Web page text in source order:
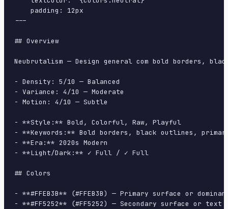
    padding: 12px
---
## Overview
Neubrutalism — Design general com bold borders,
- Density: 5/10 — Balanced
- Variance: 4/10 — Moderate
- Motion: 4/10 — Subtle
- **Style:** Bold, Colorful, Raw, Playful
- **Keywords:** Bold borders, black outlines,
- **Era:** 2020s Modern
- **Light/Dark:** ✓ Full / ✓ Full
## Colors
- **#FFEB3B** (#FFEB3B) — Primary surface or
- **#FF5252** (#FF5252) — Secondary surface or text